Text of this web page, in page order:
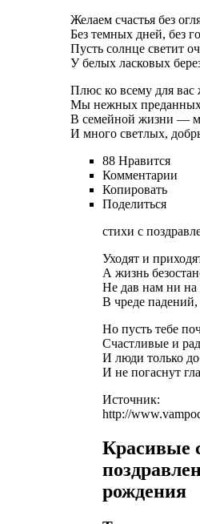
Желаем счастья без
Без темных дней, без
Пусть солнце светит
У белых ласковых
Плюс ко всему для вас
Мы нежных преданных
В семейной жизни —
И много светлых,
88 Нравится
Комментарии
Копировать
Поделиться
стихи с
Уходят и
А жизнь
Не дав нам ни на
В чреде падений,
Но пусть тебе
Счастливые и
И люди только
И не погаснут
Источник:
http://
Красивые
рождения